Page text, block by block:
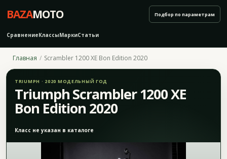
BAZAMOTO
СравнениеКлассыМаркиСтатьи
Подбор по параметрам
Главная Scrambler 1200 XE Bon Edition 2020
TRIUMPH · 2020 МОДЕЛЬНЫЙ ГОД
Triumph Scrambler 1200 XE
Bon Edition 2020
Класс не указан в каталоге